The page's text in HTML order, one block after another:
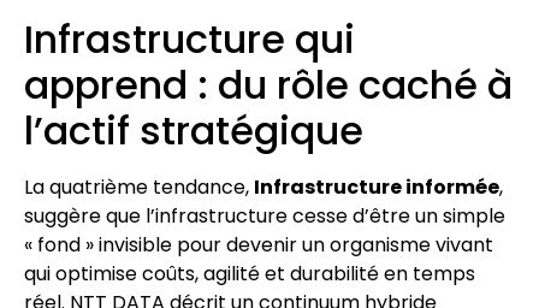
Infrastructure qui
apprend : du rôle caché à
l’actif stratégique
La quatrième tendance, Infrastructure informée,
suggère que l’infrastructure cesse d’être un simple
« fond » invisible pour devenir un organisme vivant
qui optimise coûts, agilité et durabilité en temps
réel. NTT DATA décrit un continuum hybride